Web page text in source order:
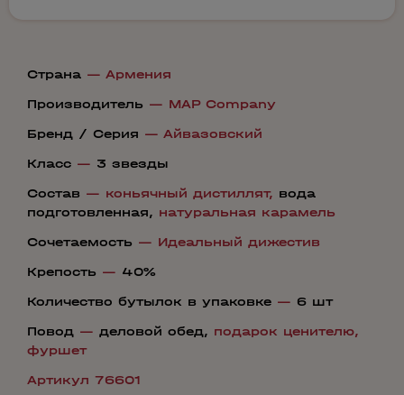
Страна — Армения
Производитель — MAP Company
Бренд / Серия — Айвазовский
Класс — 3 звезды
Состав — коньячный дистиллят, вода
подготовленная, натуральная карамель
Сочетаемость — Идеальный дижестив
Крепость — 40%
Количество бутылок в упаковке — 6 шт
Повод — деловой обед, подарок ценителю,
фуршет
Артикул 76601